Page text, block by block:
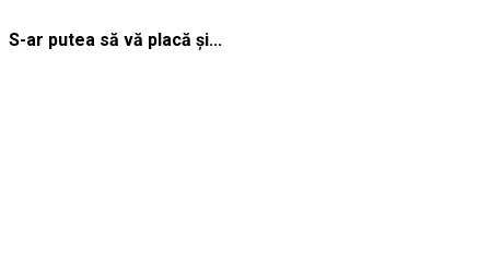
S-ar putea să vă placă și...